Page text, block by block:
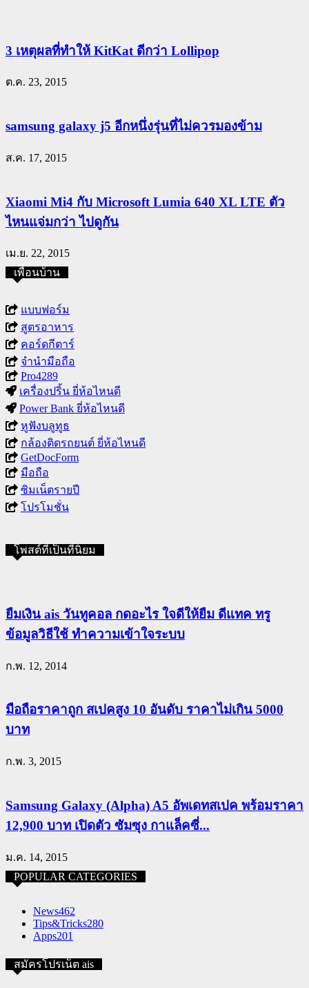
3 เหตุผลที่ทำให้ KitKat ดีกว่า Lollipop
ต.ค. 23, 2015
samsung galaxy j5 อีกหนึ่งรุ่นที่ไม่ควรมองข้าม
ส.ค. 17, 2015
Xiaomi Mi4 กับ Microsoft Lumia 640 XL LTE ตัว
ไหนแจ่มกว่า ไปดูกัน
เม.ย. 22, 2015
เพื่อนบ้าน
แบบฟอร์ม
สูตรอาหาร
คอร์ดกีตาร์
จำนำมือถือ
Pro4289
เครื่องปริ้น ยี่ห้อไหนดี
Power Bank ยี่ห้อไหนดี
หูฟังบลูทูธ
กล้องติดรถยนต์ ยี่ห้อไหนดี
GetDocForm
มือถือ
ซิมเน็ตรายปี
โปรโมชั่น
โพสต์ที่เป็นที่นิยม
ยืมเงิน ais วันทูคอล กดอะไร ใจดีให้ยืม ดีแทค ทรู
ข้อมูลวิธีใช้ ทำความเข้าใจระบบ
ก.พ. 12, 2014
มือถือราคาถูก สเปคสูง 10 อันดับ ราคาไม่เกิน 5000
บาท
ก.พ. 3, 2015
Samsung Galaxy (Alpha) A5 อัพเดทสเปค พร้อมราคา
12,900 บาท เปิดตัว ซัมซุง กาแล็คซี่...
ม.ค. 14, 2015
POPULAR CATEGORIES
News462
Tips&Tricks280
Apps201
สมัครโปรเน็ต ais